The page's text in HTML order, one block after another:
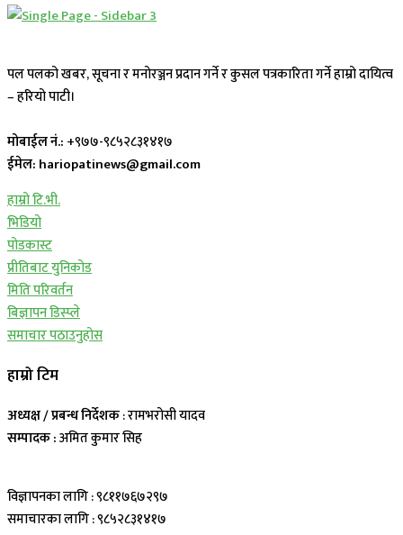
पल पलको खबर, सूचना र मनोरञ्जन प्रदान गर्ने र कुसल पत्रकारिता गर्ने हाम्रो दायित्व
– हरियो पाटी।
मोबाईल नं.: +९७७-९८५२८३१४१७
ईमेल: hariopatinews@gmail.com
हाम्रो टि.भी.
भिडियो
पोडकास्ट
प्रीतिबाट युनिकोड
मिति परिवर्तन
बिज्ञापन डिस्प्ले
समाचार पठाउनुहोस
हाम्रो टिम
अध्यक्ष / प्रबन्ध निर्देशक: रामभरोसी यादव
सम्पादक :अमित कुमार सिह
विज्ञापनका लागि : ९८११७६७२९७
समाचारका लागि : ९८५२८३१४१७